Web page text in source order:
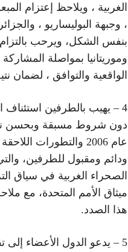
الغربية ، ويلاحظ إعتزام
، وجبهة البوليساريو ،
بنفس الشكل، ويرحب بالتزام
وموريتانيا بمواصلة
الواقعية والتوافق ، لضمان
4 – يهيب بالطرفين
دون شروط مسبقة وبحسن نية
عام 2006
ودائم ومقبول للطرفين،
الصحراء الغربية في سياق
ميثاق الأمم المتحدة، مع
هذا الصدد.
5 – يدعو الدول الأعضاء إلى